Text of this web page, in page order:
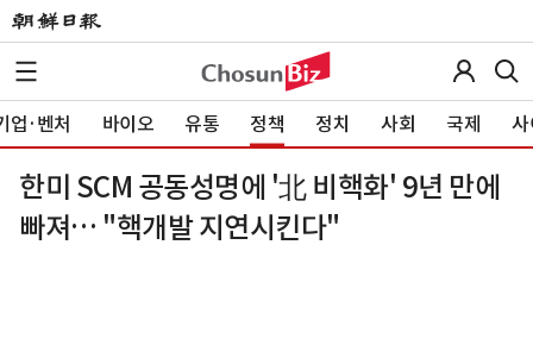
업·벤처 바이오 유통 정책 정치 사회 국제 사
한미 SCM 공동성명에 '北 비핵화' 9년 만에
빠져… "핵개발 지연시킨다"